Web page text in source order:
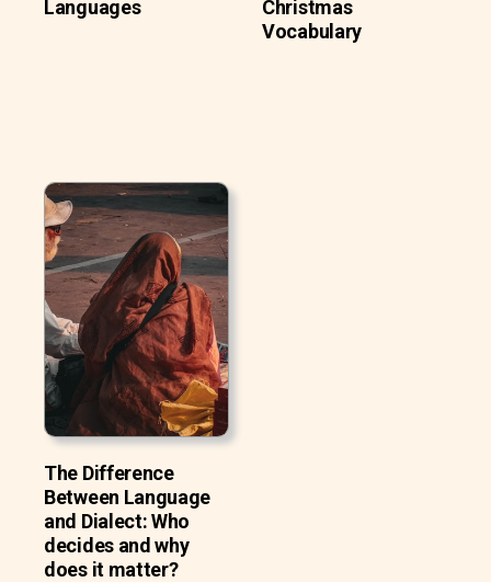
Languages
Christmas
Vocabulary
The Difference
Between Language
and Dialect: Who
decides and why
does it matter?